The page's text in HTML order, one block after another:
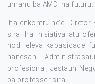
umanu ba AMD iha futuru.
Iha enkontru ne’e,
sira iha inisiativa atu
hodi eleva kapasidade
hanesan
profesional, Jestaun
ba professor sira.